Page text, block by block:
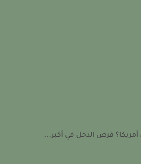
فرص الدخل في أكبر...